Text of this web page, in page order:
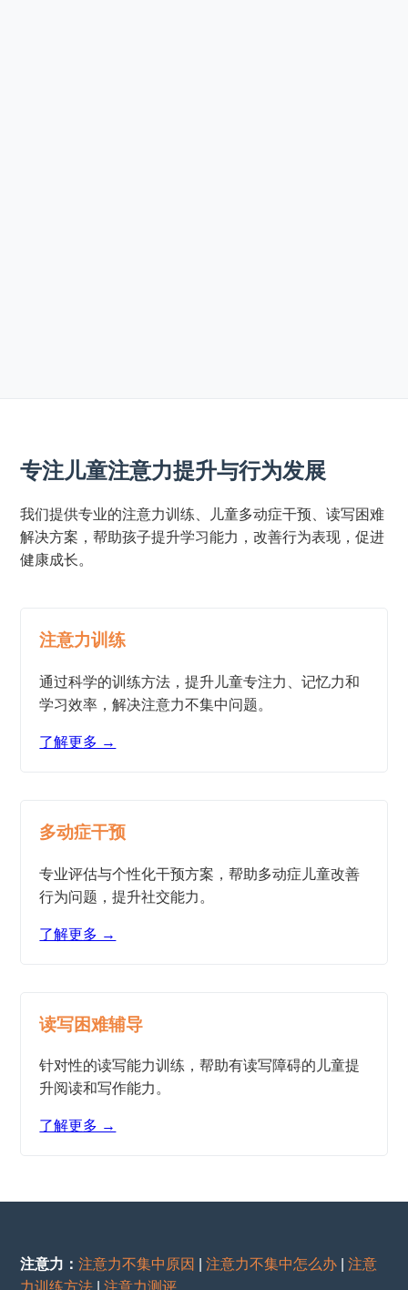
专注儿童注意力提升与行为发展
我们提供专业的注意力训练、儿童多动症干预、读写困难
解决方案，帮助孩子提升学习能力，改善行为表现，促进
健康成长。
注意力训练
通过科学的训练方法，提升儿童专注力、记忆力和
学习效率，解决注意力不集中问题。
了解更多 →
多动症干预
专业评估与个性化干预方案，帮助多动症儿童改善
行为问题，提升社交能力。
了解更多 →
读写困难辅导
针对性的读写能力训练，帮助有读写障碍的儿童提
升阅读和写作能力。
了解更多 →
注意力：注意力不集中原因 |注意力不集中怎么办 |注意